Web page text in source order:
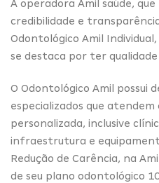
A operadora Amil saúde,
credibilidade e
Odontológico Amil
se destaca por ter
O Odontológico Amil possui
especializados que
personalizada, inclusive
infraestrutura e
Redução de Carência, na
de seu plano odontológico